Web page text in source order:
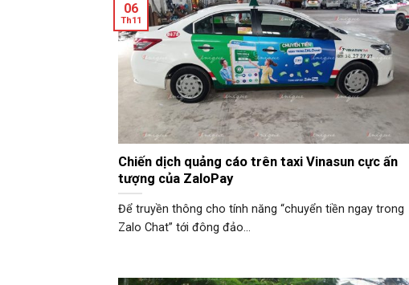
Chiến dịch quảng cáo trên taxi Vinasun cực ấn
tượng của ZaloPay
Để truyền thông cho tính năng “chuyển tiền ngay trong
Zalo Chat” tới đông đảo...
06
Th11